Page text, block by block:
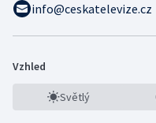
info@ceskatelevize.cz
Vzhled
Světlý